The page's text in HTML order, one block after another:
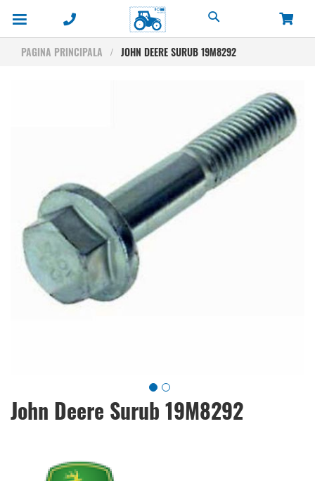
Cautare
PAGINA PRINCIPALA JOHN DEERE SURUB 19M8292
Skip
to
John Deere Surub 19M8292